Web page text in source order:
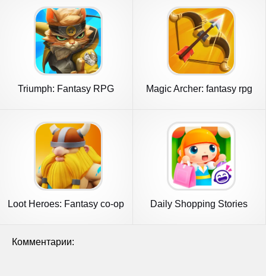
Triumph: Fantasy RPG
Magic Archer: fantasy rpg
Loot Heroes: Fantasy co-op
Daily Shopping Stories
Комментарии: